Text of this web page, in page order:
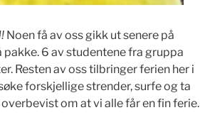
Noen få av oss gikk ut senere på
6 av studentene fra gruppa
Resten av oss tilbringer ferien her i
forskjellige strender, surfe og ta
om at vi alle får en fin ferie.